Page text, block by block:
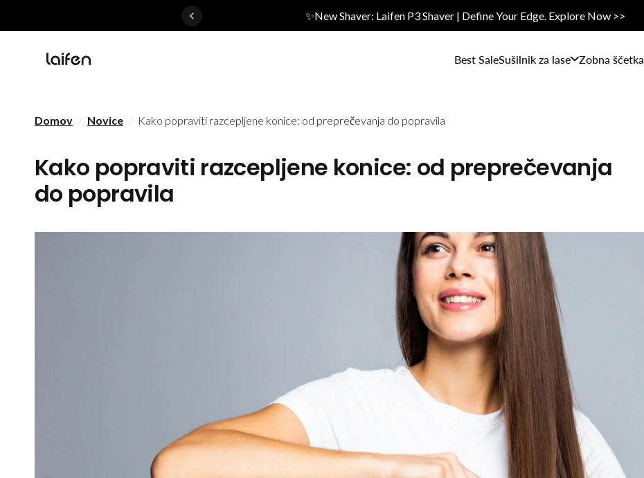
✨New Shaver: Laifen P3 Shaver | Define Your Edge. Explore Now >>
Best SaleSušilnik za lase Zobna ščetka
Domov / Novice / Kako popraviti razcepljene konice: od preprečevanja do popravila
Kako popraviti razcepljene konice: od preprečevanja
do popravila